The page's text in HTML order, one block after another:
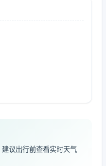
议出行前查看实时天气